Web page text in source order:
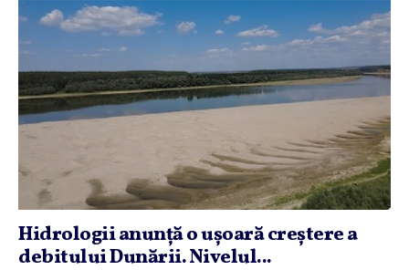
Hidrologii anunţă o uşoară creştere a
debitului Dunării. Nivelul...